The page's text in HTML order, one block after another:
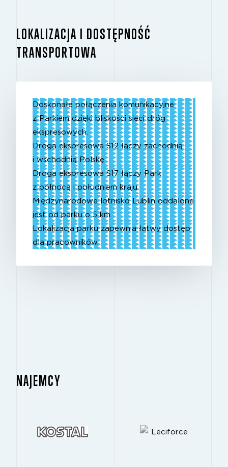
LOKALIZACJA I DOSTĘPNOŚĆ
TRANSPORTOWA
Doskonałe połączenia komunikacyjne
z Parkiem dzięki bliskości sieci dróg
ekspresowych.
Droga ekspresowa S12 łączy zachodnią
i wschodnią Polskę.
Droga ekspresowa S17 łączy Park
z północą i południem kraju.
Międzynarodowe lotnisko Lublin oddalone
jest od parku o 5 km.
Lokalizacja parku zapewnia łatwy dostęp
dla pracowników.
NAJEMCY